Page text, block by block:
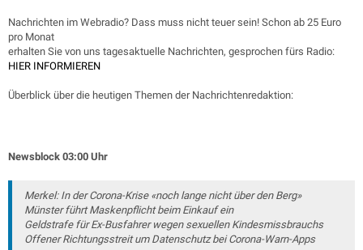
Nachrichten im Webradio? Dass muss nicht teuer sein! Schon ab 25 Euro
pro Monat
erhalten Sie von uns tagesaktuelle Nachrichten, gesprochen fürs Radio:
HIER INFORMIEREN
Überblick über die heutigen Themen der Nachrichtenredaktion:
Newsblock 03:00 Uhr
Merkel: In der Corona-Krise «noch lange nicht über den Berg»
Münster führt Maskenpflicht beim Einkauf ein
Geldstrafe für Ex-Busfahrer wegen sexuellen Kindesmissbrauchs
Offener Richtungsstreit um Datenschutz bei Corona-Warn-Apps